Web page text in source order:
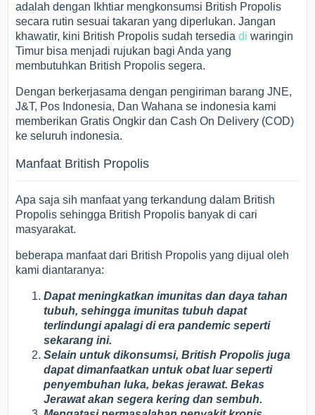
adalah dengan Ikhtiar mengkonsumsi British Propolis
secara rutin sesuai takaran yang diperlukan. Jangan
khawatir, kini British Propolis sudah tersediadi waringin
Timur bisa menjadi rujukan bagi Anda yang
membutuhkan British Propolis segera.
Dengan berkerjasama dengan pengiriman barang JNE,
J&T, Pos Indonesia, Dan Wahana se indonesia kami
memberikan Gratis Ongkir dan Cash On Delivery (COD)
ke seluruh indonesia.
Manfaat British Propolis
Apa saja sih manfaat yang terkandung dalam British
Propolis sehingga British Propolis banyak di cari
masyarakat.
beberapa manfaat dari British Propolis yang dijual oleh
kami diantaranya:
Dapat meningkatkan imunitas dan daya tahan
tubuh, sehingga imunitas tubuh dapat
terlindungi apalagi di era pandemic seperti
sekarang ini.
Selain untuk dikonsumsi, British Propolis juga
dapat dimanfaatkan untuk obat luar seperti
penyembuhan luka, bekas jerawat. Bekas
Jerawat akan segera kering dan sembuh.